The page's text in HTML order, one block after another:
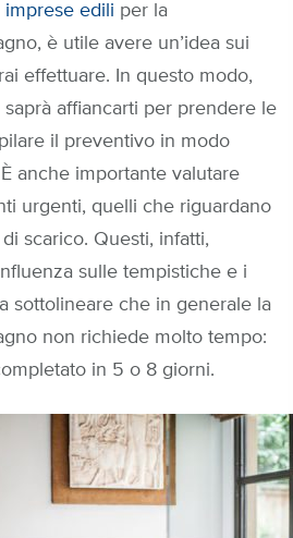
imprese edili per la
è utile avere un’idea sui
effettuare. In questo modo,
affiancarti per prendere le
il preventivo in modo
anche importante valutare
urgenti, quelli che riguardano
scarico. Questi, infatti,
sulle tempistiche e i
sottolineare che in generale la
non richiede molto tempo:
in 5 o 8 giorni.